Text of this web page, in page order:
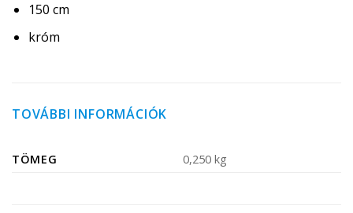
150 cm
króm
TOVÁBBI INFORMÁCIÓK
TÖMEG 0,250 kg